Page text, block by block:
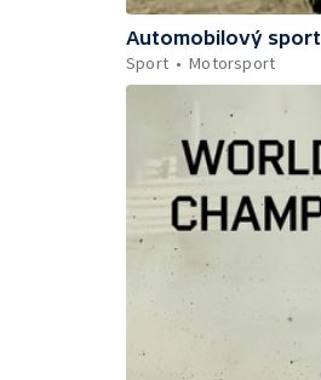
Automobilový sport
Sport
Motorsport